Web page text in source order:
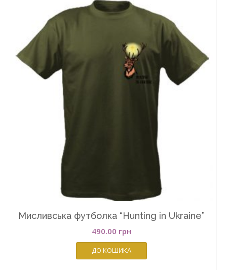
Мисливська футболка “Hunting in Ukraine”
490.00 грн
ДО КОШИКА